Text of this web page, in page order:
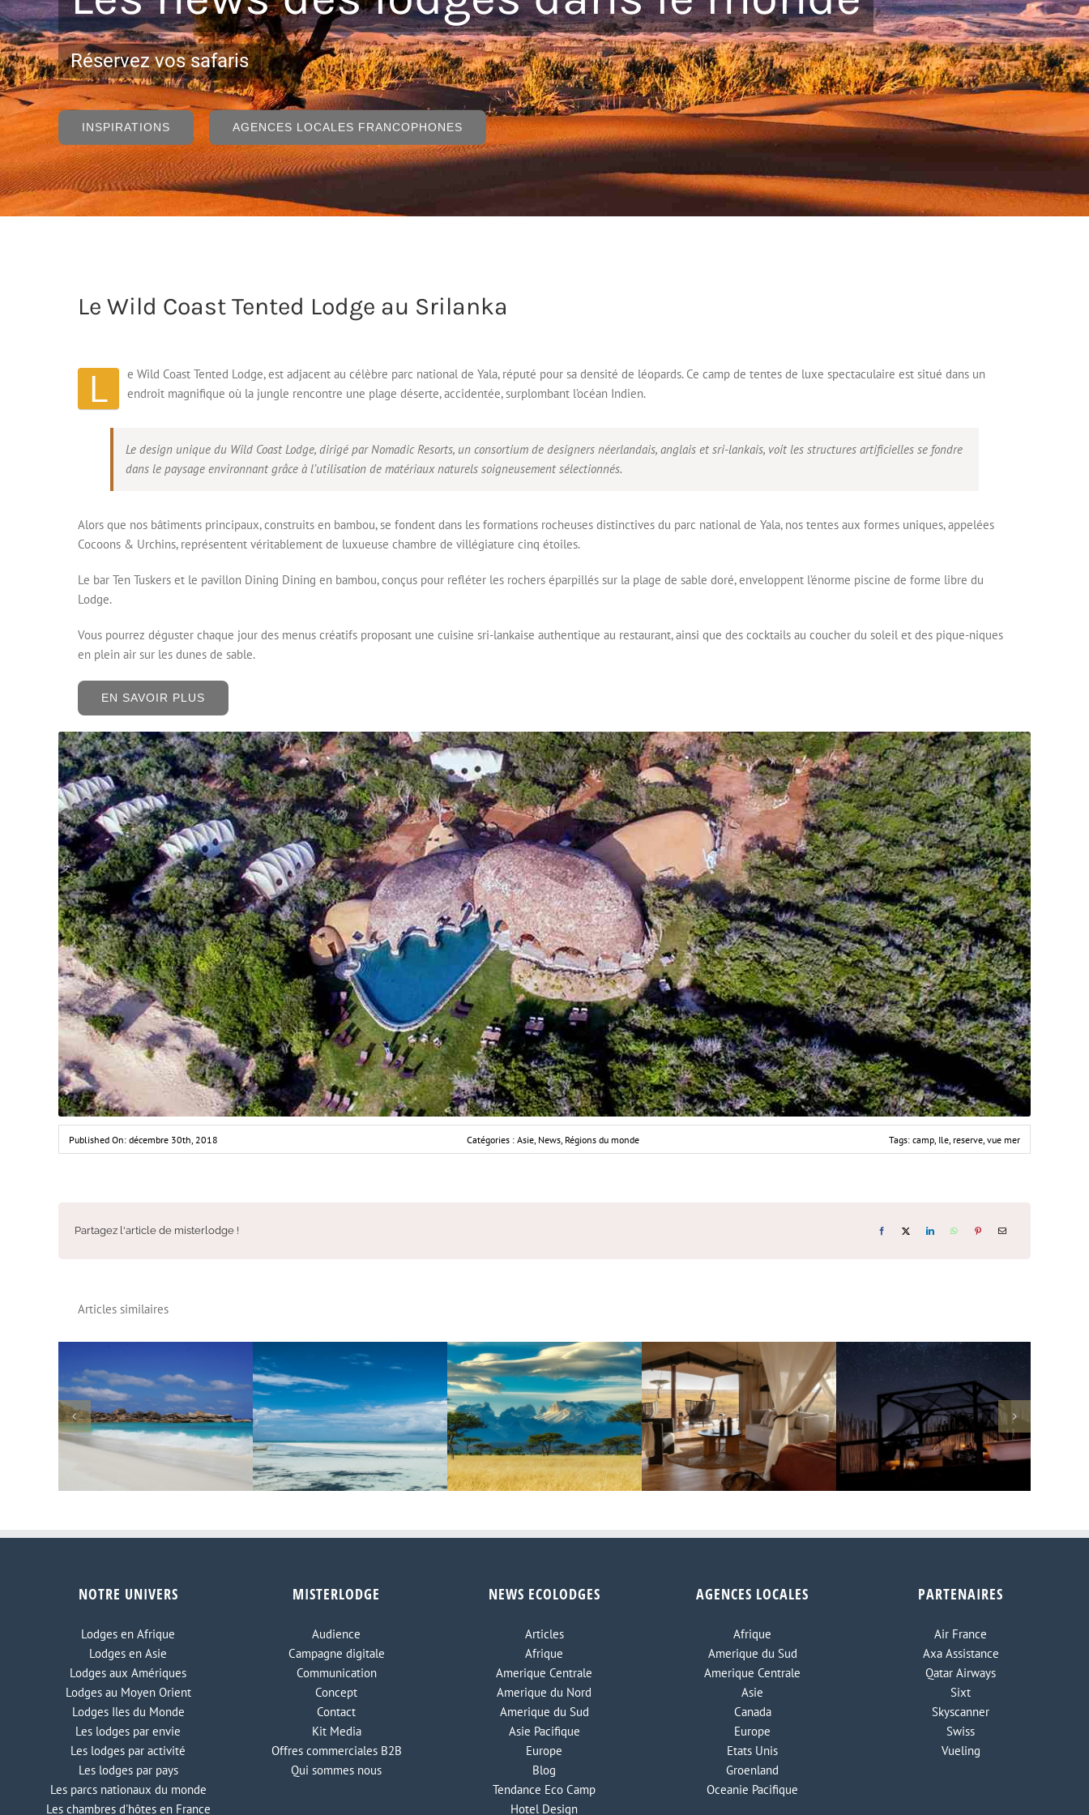
Réservez vos safaris
INSPIRATIONS AGENCES LOCALES FRANCOPHONES
Le Wild Coast Tented Lodge au Srilanka
L
e Wild Coast Tented Lodge, est adjacent au célèbre parc national de Yala, réputé pour sa densité de léopards. Ce camp de tentes de luxe spectaculaire est situé dans un
endroit magnifique où la jungle rencontre une plage déserte, accidentée, surplombant l’océan Indien.
Le design unique du Wild Coast Lodge, dirigé par Nomadic Resorts, un consortium de designers néerlandais, anglais et sri-lankais, voit les structures artificielles se fondre
dans le paysage environnant grâce à l’utilisation de matériaux naturels soigneusement sélectionnés.
Alors que nos bâtiments principaux, construits en bambou, se fondent dans les formations rocheuses distinctives du parc national de Yala, nos tentes aux formes uniques, appelées
Cocoons & Urchins, représentent véritablement de luxueuse chambre de villégiature cinq étoiles.
Le bar Ten Tuskers et le pavillon Dining Dining en bambou, conçus pour refléter les rochers éparpillés sur la plage de sable doré, enveloppent l’énorme piscine de forme libre du
Lodge.
Vous pourrez déguster chaque jour des menus créatifs proposant une cuisine sri-lankaise authentique au restaurant, ainsi que des cocktails au coucher du soleil et des pique-niques
en plein air sur les dunes de sable.
EN SAVOIR PLUS
Published On: décembre 30th, 2018 Catégories :Asie News Régions du monde Tags:camp Ile reserve ,vue mer
Partagez l'article de misterlodge !
Articles similaires
chiffres d’avant la pandémie
Serengeti
Zambie s’ouvre aux étoiles
de Maputo
NOTRE UNIVERS
Lodges en Afrique
Lodges en Asie
Lodges aux Amériques
Lodges au Moyen Orient
Lodges Iles du Monde
Les lodges par envie
Les lodges par activité
Les lodges par pays
Les parcs nationaux du monde
Les chambres d'hôtes en France
MISTERLODGE
Audience
Campagne digitale
Communication
Concept
Contact
Kit Media
Offres commerciales B2B
Qui sommes nous
NEWS ECOLODGES
Articles
Afrique
Amerique Centrale
Amerique du Nord
Amerique du Sud
Asie Pacifique
Europe
Blog
Tendance Eco Camp
Hotel Design
AGENCES LOCALES
Afrique
Amerique du Sud
Amerique Centrale
Asie
Canada
Europe
Etats Unis
Groenland
Oceanie Pacifique
PARTENAIRES
Air France
Axa Assistance
Qatar Airways
Sixt
Skyscanner
Swiss
Vueling